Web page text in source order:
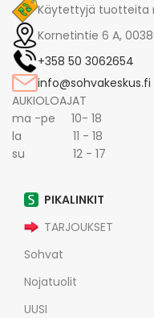
Käytettyjä tuotteita
Kornetintie 6 A,
+358 50 3062654
info@sohvakeskus.fi
AUKIOLOAJAT
ma -pe 10- 18
la 11 - 18
su 12 - 17
PIKALINKIT
TARJOUKSET
Sohvat
Nojatuolit
UUSI